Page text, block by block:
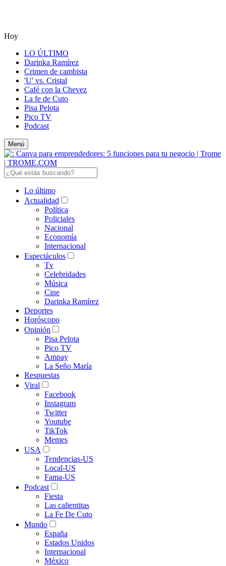
Hoy
LO ÚLTIMO
Darinka Ramírez
Crimen de cambista
'U' vs. Cristal
Café con la Chevez
La fe de Cuto
Pisa Pelota
Pico TV
Podcast
Menú
Lo último
Actualidad
Política
Policiales
Nacional
Economía
Internacional
Espectáculos
Tv
Celebridades
Música
Cine
Darinka Ramírez
Deportes
Horóscopo
Opinión
Pisa Pelota
Pico TV
Ampay
La Seño María
Respuestas
Viral
Facebook
Instagram
Twitter
Youtube
TikTok
Memes
USA
Tendencias-US
Local-US
Fama-US
Podcast
Fiesta
Las calientitas
La Fe De Cuto
Mundo
España
Estados Unidos
Internacional
México